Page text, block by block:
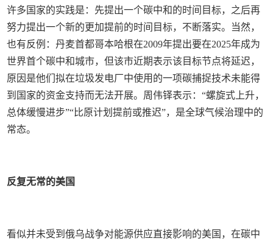
许多国家的实践是：先提出一个碳中和的时间目标，之后再
努力提出一个新的更加提前的时间目标，不断落实。当然，
也有反例：丹麦首都哥本哈根在2009年提出要在2025年成为
世界首个碳中和城市，但该市近期表示该目标节点将延迟，
原因是他们拟在垃圾发电厂中使用的一项碳捕捉技术未能得
到国家的资金支持而无法开展。周伟铎表示：“螺旋式上升，
总体缓慢进步”“比原计划提前或推迟”，是全球气候治理中的
常态。
反复无常的美国
看似并未受到俄乌战争对能源供应直接影响的美国，在碳中